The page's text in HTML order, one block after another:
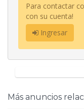
Para contactar
con su cuenta!
Ingresar
Más anuncios